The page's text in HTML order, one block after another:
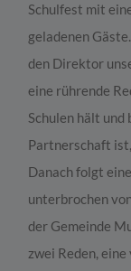
Schulfest mit
geladenen
den Direktor
eine rührende
Schulen hält
Partnerschaft
Danach folgt
unterbrochen
der Gemeinde
zwei Reden,